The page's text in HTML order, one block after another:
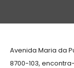
Avenida Maria da
8700-103,